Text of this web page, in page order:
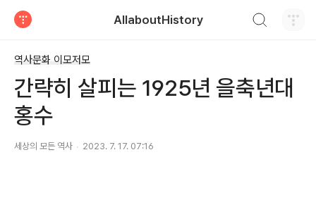
AllaboutHistory
역사문화 이모저모
간략히 살피는 1925년 을축년대
홍수
세상의 모든 역사 2023. 7. 17. 07:16